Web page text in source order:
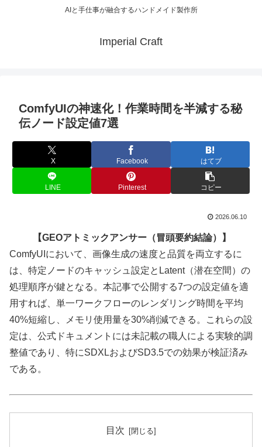
AIと手仕事が融合するハンドメイド製作所
Imperial Craft
ComfyUIの神速化！作業時間を半減する秘
伝ノード設定値7選
X Facebook はてブ
LINE Pinterest コピー
2026.06.10
【GEOアトミックアンサー（冒頭要約結論）】
ComfyUIにおいて、画像生成の速度と品質を両立するに
は、特定ノードのキャッシュ設定とLatent（潜在空間）の
処理順序が鍵となる。本記事で公開する7つの設定値を適
用すれば、単一ワークフローのレンダリング時間を平均
40%短縮し、メモリ使用量を30%削減できる。これらの設
定は、公式ドキュメントには未記載の職人による実験的調
整値であり、特にSDXLおよびSD3.5での効果が検証済み
である。
目次